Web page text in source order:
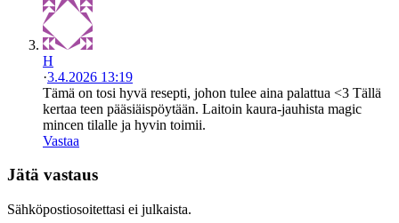
H
·3.4.2026 13:19
Tämä on tosi hyvä resepti, johon tulee aina palattua <3 Tällä
kertaa teen pääsiäispöytään. Laitoin kaura-jauhista magic
mincen tilalle ja hyvin toimii.
Vastaa
Jätä vastaus
Sähköpostiosoitettasi ei julkaista.